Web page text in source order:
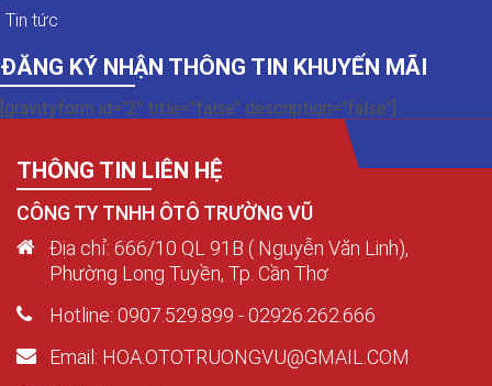
Tin tức
ĐĂNG KÝ NHẬN THÔNG TIN KHUYẾN MÃI
[gravityform id="2" title="false" description="false"]
THÔNG TIN LIÊN HỆ
CÔNG TY TNHH ÔTÔ TRƯỜNG VŨ
Địa chỉ: 666/10 QL 91B ( Nguyễn Văn Linh),
Phường Long Tuyền, Tp. Cần Thơ
Hotline: 0907.529.899 - 02926.262.666
Email: HOA.OTOTRUONGVU@GMAIL.COM